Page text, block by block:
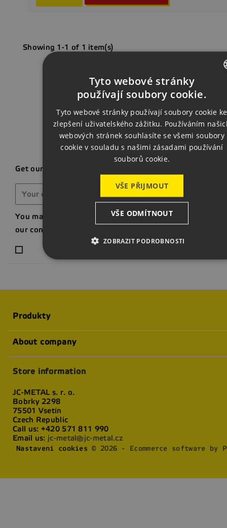
Showing 1-1 of 1 item(s)
Get our latest news and special sales
You may unsubscribe at any moment. For that purpose,
our contact info in the legal notice.
Produkty
About company
Store information
JC-METAL s. r. o.
Bobrky 2298
75501 Vsetín
Czech Republic
Call us: +420 571 811 990
Email us: jc-metal@jc-metal.cz
Nastavení cookies © 2026 - Ecommerce software by
ENGLISH
GERMAN
Tyto webové stránky
používají soubory cookie.
Tyto webové stránky používají soubory cookie ke
zlepšení uživatelského zážitku. Používáním
webových stránek souhlasíte se všemi soubory
cookie v souladu s našimi zásadami používání
souborů cookie.
VŠE PŘIJMOUT
VŠE ODMÍTNOUT
ZOBRAZIT PODROBNOSTI